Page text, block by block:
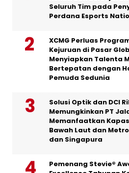
Seluruh Tim pada
Perdana Esports
XCMG Perluas
Kejuruan di Pasar
Menyiapkan Talenta
Bertepatan dengan
Pemuda Sedunia
Solusi Optik dan DCI
Memungkinkan PT
Memanfaatkan
Bawah Laut dan
dan Singapura
Pemenang Stevie®